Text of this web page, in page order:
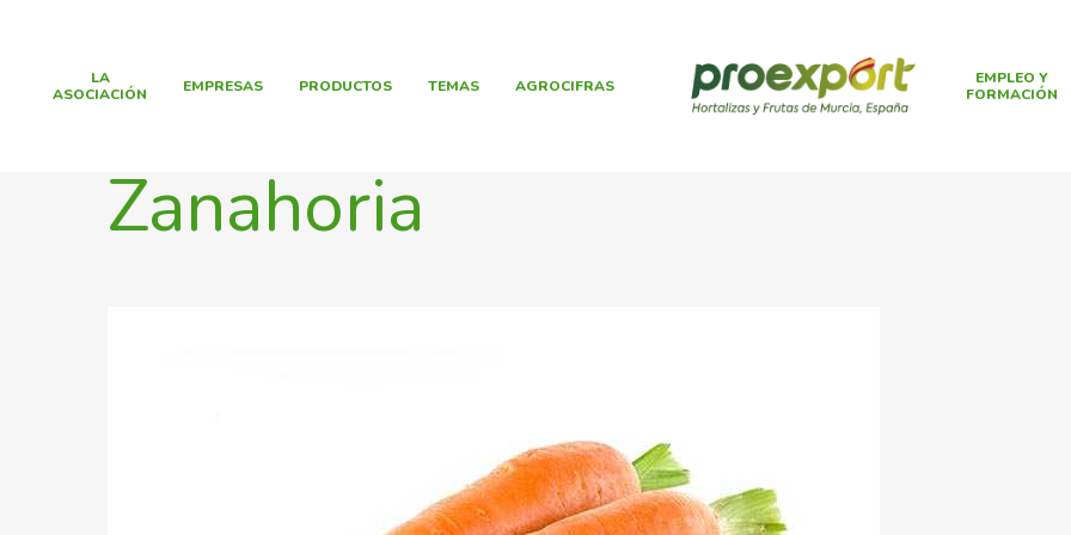
LA
ASOCIACIÓN
EMPRESAS PRODUCTOS TEMAS AGROCIFRAS
EMPLEO Y
FORMACIÓN
Zanahoria